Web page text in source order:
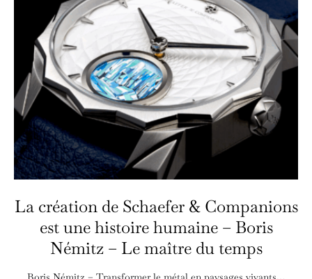
La création de Schaefer & Companions
est une histoire humaine – Boris
Némitz – Le maître du temps